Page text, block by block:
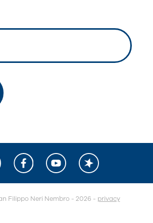
Filippo Neri Nembro - 2026 - privacy